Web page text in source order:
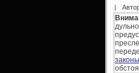
|
законы